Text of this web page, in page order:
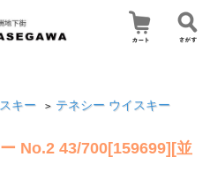
キー > テネシー ウイスキー
No.2 43/700[159699][並